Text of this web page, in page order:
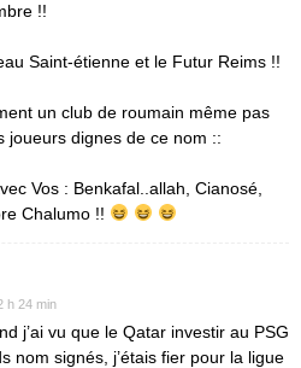
!!
Saint-étienne et le Futur Reims !!
un club de roumain même pas
joueurs dignes de ce nom ::
Vos : Benkafal..allah, Cianosé,
Chalumo !!
h 24 min
j’ai vu que le Qatar investir au PSG
nom signés, j’étais fier pour la ligue